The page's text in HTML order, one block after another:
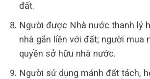
đất.
Người được Nhà nước thanh lý
nhà gắn liền với đất; người mua
quyền sở hữu nhà nước.
Người sử dụng mảnh đất tách,